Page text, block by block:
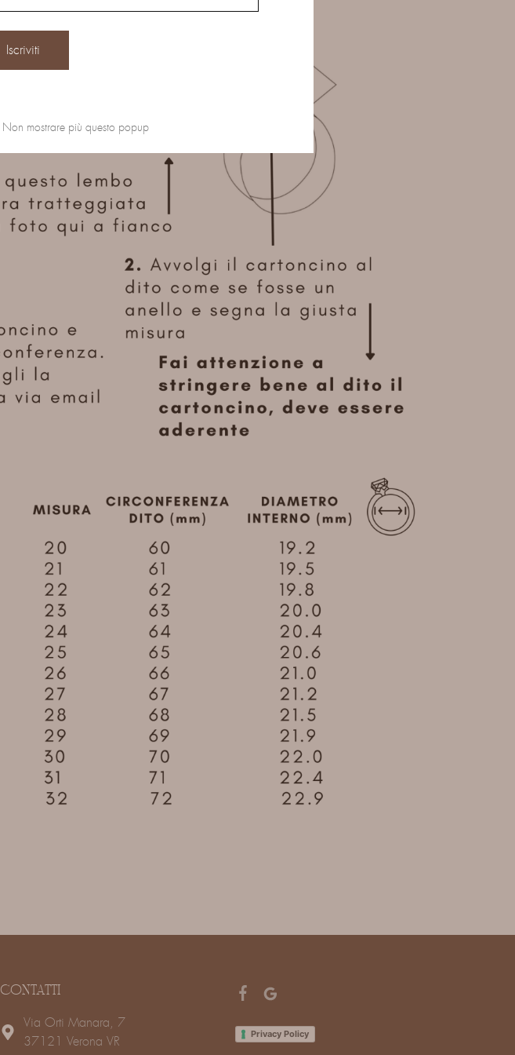
CONTATTI
Via Orti Manara, 7
37121 Verona VR
Privacy Policy
Non mostrare più questo popup